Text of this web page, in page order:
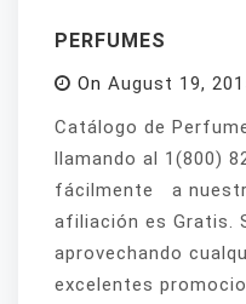
PERFUMES
On August 19,
Catálogo de
llamando al 1(800)
fácilmente a
afiliación es Gratis.
aprovechando
excelentes